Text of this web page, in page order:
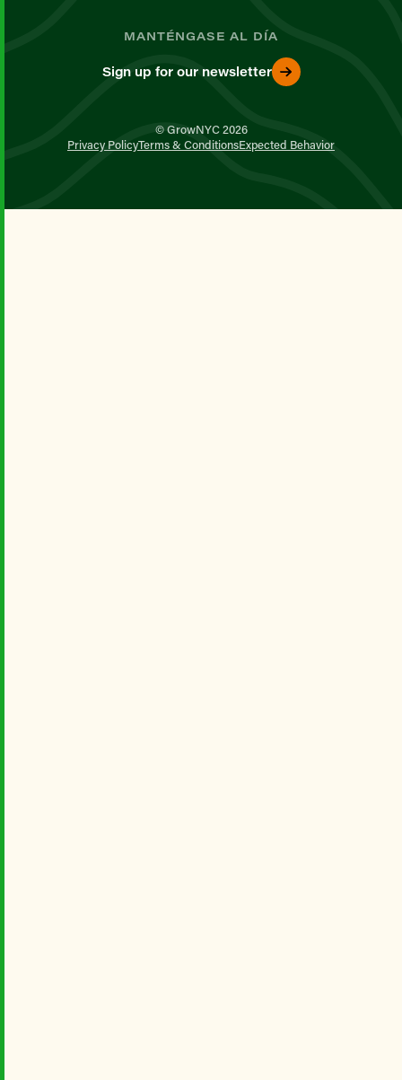
MANTÉNGASE AL DÍA
Sign up for our newsletter
© GrowNYC 2026
Privacy PolicyTerms & ConditionsExpected Behavior